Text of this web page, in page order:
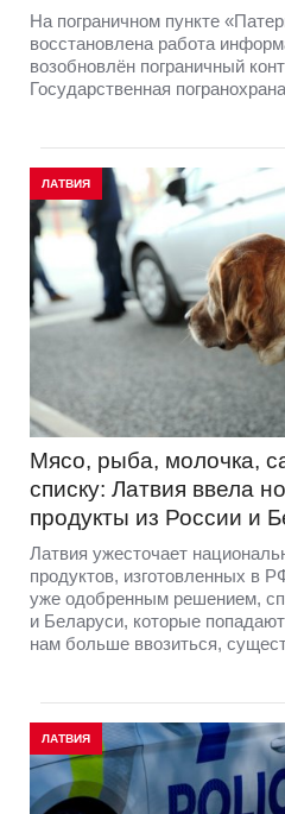
На пограничном пункте
восстановлена работа
возобновлён пограничный
Государственная
ЛАТВИЯ
Мясо, рыба, молочка,
списку: Латвия ввела
продукты из России и
Латвия ужесточает
продуктов, изготовленных в
уже одобренным решением,
и Беларуси, которые
нам больше ввозиться,
ЛАТВИЯ